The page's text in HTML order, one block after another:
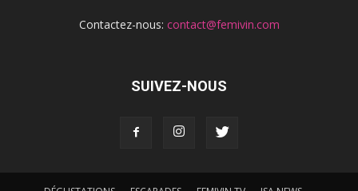
Contactez-nous: contact@femivin.com
SUIVEZ-NOUS